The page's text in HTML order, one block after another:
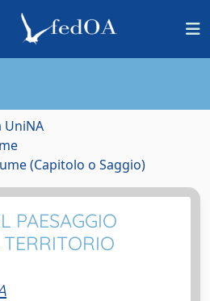
UniNA
(Capitolo o Saggio)
PAESAGGIO